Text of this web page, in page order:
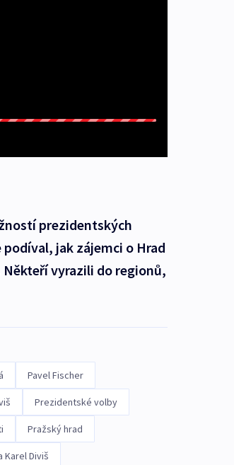
prezidentských
jak zájemci o Hrad
vyrazili do regionů,
Pavel Fischer
Prezidentské volby
Pražský hrad
Karel Diviš